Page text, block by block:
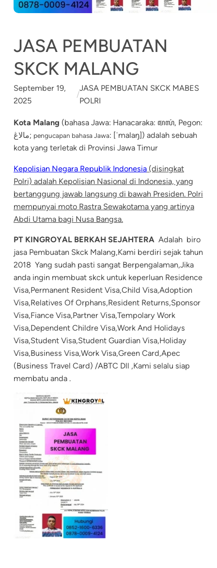
JASA PEMBUATAN
SKCK MALANG
September 19,
2025
/
JASA PEMBUATAN SKCK MABES
POLRI
Kota Malang (bahasa Jawa: Hanacaraka: ꦩꦭꦁ, Pegon:
مالاڠ; pengucapan bahasa Jawa: [ˈmalaŋ]) adalah sebuah
kota yang terletak di Provinsi Jawa Timur
Kepolisian Negara Republik Indonesia (disingkat
Polri) adalah Kepolisian Nasional di Indonesia, yang
bertanggung jawab langsung di bawah Presiden. Polri
mempunyai moto Rastra Sewakotama yang artinya
Abdi Utama bagi Nusa Bangsa.
PT KINGROYAL BERKAH SEJAHTERA Adalah biro
jasa Pembuatan Skck Malang,Kami berdiri sejak tahun
2018 Yang sudah pasti sangat Berpengalaman,Jika
anda ingin membuat skck untuk keperluan Residence
Visa,Permanent Resident Visa,Child Visa,Adoption
Visa,Relatives Of Orphans,Resident Returns,Sponsor
Visa,Fiance Visa,Partner Visa,Tempolary Work
Visa,Dependent Childre Visa,Work And Holidays
Visa,Student Visa,Student Guardian Visa,Holiday
Visa,Business Visa,Work Visa,Green Card,Apec
(Business Travel Card) /ABTC Dll ,Kami selalu siap
membatu anda .